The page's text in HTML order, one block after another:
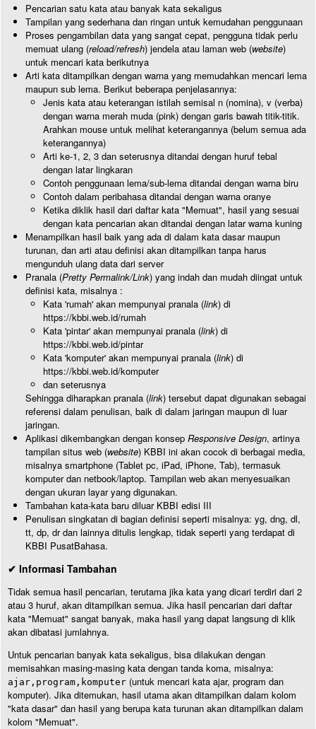
Pencarian satu kata atau banyak kata sekaligus
Tampilan yang sederhana dan ringan untuk kemudahan penggunaan
Proses pengambilan data yang sangat cepat, pengguna tidak perlu
memuat ulang (reload/refresh) jendela atau laman web (website)
untuk mencari kata berikutnya
Arti kata ditampilkan dengan warna yang memudahkan mencari lema
maupun sub lema. Berikut beberapa penjelasannya:
Jenis kata atau keterangan istilah semisal n (nomina), v (verba)
dengan warna merah muda (pink) dengan garis bawah titik-titik.
Arahkan mouse untuk melihat keterangannya (belum semua ada
keterangannya)
Arti ke-1, 2, 3 dan seterusnya ditandai dengan huruf tebal
dengan latar lingkaran
Contoh penggunaan lema/sub-lema ditandai dengan warna biru
Contoh dalam peribahasa ditandai dengan warna oranye
Ketika diklik hasil dari daftar kata "Memuat", hasil yang sesuai
dengan kata pencarian akan ditandai dengan latar warna kuning
Menampilkan hasil baik yang ada di dalam kata dasar maupun
turunan, dan arti atau definisi akan ditampilkan tanpa harus
mengunduh ulang data dari server
Pranala (Pretty Permalink/Link) yang indah dan mudah diingat untuk
definisi kata, misalnya :
Kata 'rumah' akan mempunyai pranala (link) di
https://kbbi.web.id/rumah
Kata 'pintar' akan mempunyai pranala (link) di
https://kbbi.web.id/pintar
Kata 'komputer' akan mempunyai pranala (link) di
https://kbbi.web.id/komputer
dan seterusnya
Sehingga diharapkan pranala (link) tersebut dapat digunakan sebagai
referensi dalam penulisan, baik di dalam jaringan maupun di luar
jaringan.
Aplikasi dikembangkan dengan konsep Responsive Design, artinya
tampilan situs web (website) KBBI ini akan cocok di berbagai media,
misalnya smartphone (Tablet pc, iPad, iPhone, Tab), termasuk
komputer dan netbook/laptop. Tampilan web akan menyesuaikan
dengan ukuran layar yang digunakan.
Tambahan kata-kata baru diluar KBBI edisi III
Penulisan singkatan di bagian definisi seperti misalnya: yg, dng, dl,
tt, dp, dr dan lainnya ditulis lengkap, tidak seperti yang terdapat di
KBBI PusatBahasa.
✔ Informasi Tambahan
Tidak semua hasil pencarian, terutama jika kata yang dicari terdiri dari 2
atau 3 huruf, akan ditampilkan semua. Jika hasil pencarian dari daftar
kata "Memuat" sangat banyak, maka hasil yang dapat langsung di klik
akan dibatasi jumlahnya.
Untuk pencarian banyak kata sekaligus, bisa dilakukan dengan
memisahkan masing-masing kata dengan tanda koma, misalnya:
ajar,program,komputer (untuk mencari kata ajar, program dan
komputer). Jika ditemukan, hasil utama akan ditampilkan dalam kolom
"kata dasar" dan hasil yang berupa kata turunan akan ditampilkan dalam
kolom "Memuat".